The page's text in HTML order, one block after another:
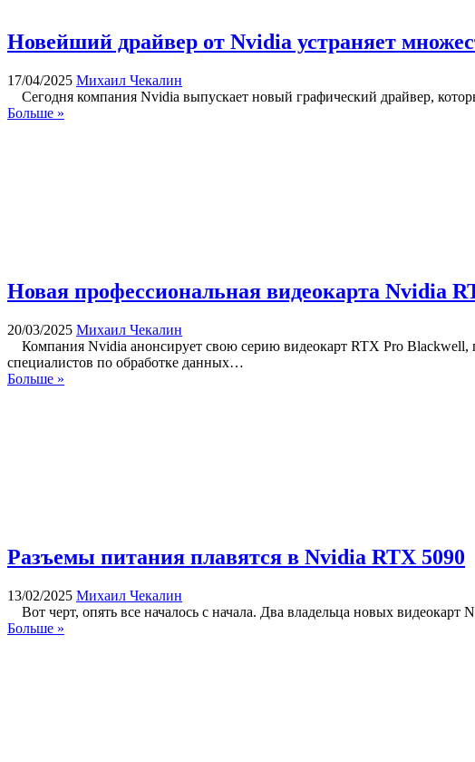
Новейший драйвер от Nvidia устраняет
17/04/2025 Михаил Чекалин
Сегодня компания Nvidia выпускает новый графический драйвер,
Больше »
Новая профессиональная видеокарта Nvidia
20/03/2025 Михаил Чекалин
Компания Nvidia анонсирует свою серию видеокарт RTX Pro Blackwell,
специалистов по обработке данных…
Больше »
Разъемы питания плавятся в Nvidia RTX 5090
13/02/2025 Михаил Чекалин
Вот черт, опять все началось с начала. Два владельца новых
Больше »